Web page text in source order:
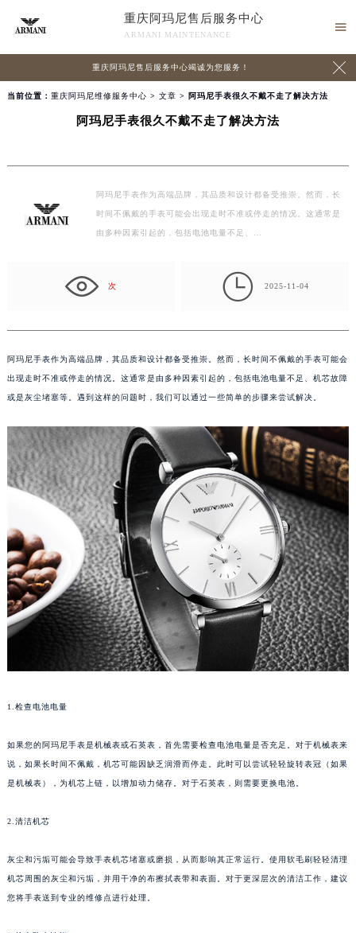
重庆阿玛尼售后服务中心
ARMANI MAINTENANCE

重庆阿玛尼售后服务中心竭诚为您服务！ 
当前位置： 重庆阿玛尼维修服务中心 > 文章 > 阿玛尼手表很久不戴不走了解决方法
阿玛尼手表很久不戴不走了解决方法
阿玛尼手表作为高端品牌，其品质和设计都备受推崇。然而，长
时间不佩戴的手表可能会出现走时不准或停走的情况。这通常是
由多种因素引起的，包括电池电量不足、…
次  2025-11-04
阿玛尼手表作为高端品牌，其品质和设计都备受推崇。然而，长时间不佩戴的手表可能会
出现走时不准或停走的情况。这通常是由多种因素引起的，包括电池电量不足、机芯故障
或是灰尘堵塞等。遇到这样的问题时，我们可以通过一些简单的步骤来尝试解决。
1.检查电池电量
如果您的阿玛尼手表是机械表或石英表，首先需要检查电池电量是否充足。对于机械表来
说，如果长时间不佩戴，机芯可能因缺乏润滑而停走。此时可以尝试轻轻旋转表冠（如果
是机械表），为机芯上链，以增加动力储存。对于石英表，则需要更换电池。
2.清洁机芯
灰尘和污垢可能会导致手表机芯堵塞或磨损，从而影响其正常运行。使用软毛刷轻轻清理
机芯周围的灰尘和污垢，并用干净的布擦拭表带和表面。对于更深层次的清洁工作，建议
您将手表送到专业的维修点进行处理。